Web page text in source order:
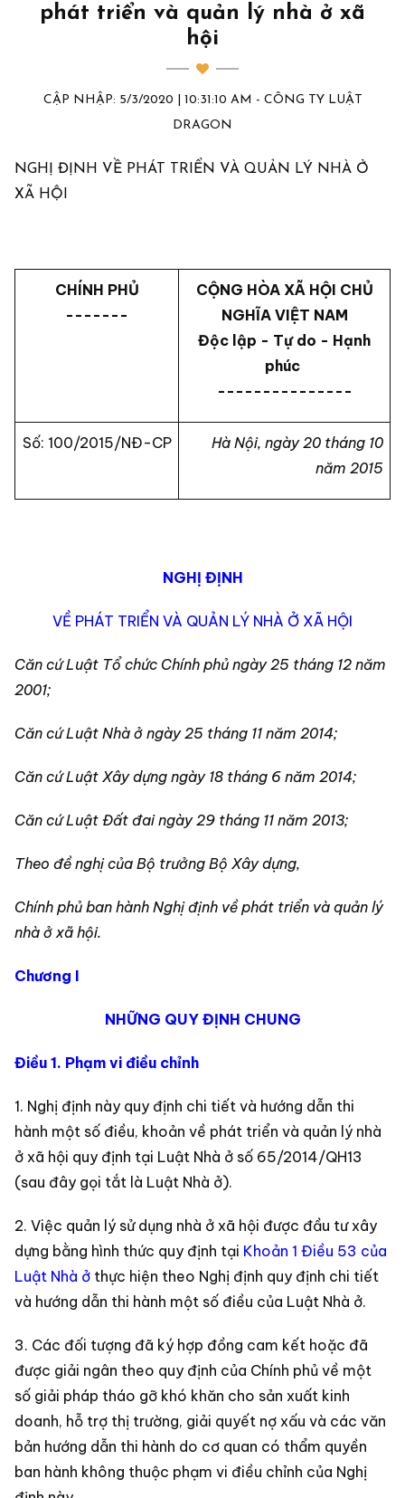
phát triển và quản lý nhà ở xã
hội
CẬP NHẬP: 5/3/2020 | 10:31:10 AM - CÔNG TY LUẬT
DRAGON
NGHỊ ĐỊNH VỀ PHÁT TRIỂN VÀ QUẢN LÝ NHÀ Ở
XÃ HỘI
CHÍNH PHỦ
-------
CỘNG HÒA XÃ HỘI CHỦ
NGHĨA VIỆT NAM
Độc lập - Tự do - Hạnh
phúc
---------------
Số: 100/2015/NĐ-CP
Hà Nội, ngày 20 tháng 10
năm 2015
NGHỊ ĐỊNH
VỀ PHÁT TRIỂN VÀ QUẢN LÝ NHÀ Ở XÃ HỘI
Căn cứ Luật Tổ chức Chính phủ ngày 25 tháng 12 năm
2001;
Căn cứ Luật Nhà ở ngày 25 tháng 11 năm 2014;
Căn cứ Luật Xây dựng ngày 18 tháng 6 năm 2014;
Căn cứ Luật Đất đai ngày 29 tháng 11 năm 2013;
Theo đề nghị của Bộ trưởng Bộ Xây dựng,
Chính phủ ban hành Nghị định về phát triển và quản lý
nhà ở xã hội.
Chương I
NHỮNG QUY ĐỊNH CHUNG
Điều 1. Phạm vi điều chỉnh
1. Nghị định này quy định chi tiết và hướng dẫn thi
hành một số điều, khoản về phát triển và quản lý nhà
ở xã hội quy định tại Luật Nhà ở số 65/2014/QH13
(sau đây gọi tắt là Luật Nhà ở).
2. Việc quản lý sử dụng nhà ở xã hội được đầu tư xây
dựng bằng hình thức quy định tại Khoản 1 Điều 53 của
Luật Nhà ở thực hiện theo Nghị định quy định chi tiết
và hướng dẫn thi hành một số điều của Luật Nhà ở.
3. Các đối tượng đã ký hợp đồng cam kết hoặc đã
được giải ngân theo quy định của Chính phủ về một
số giải pháp tháo gỡ khó khăn cho sản xuất kinh
doanh, hỗ trợ thị trường, giải quyết nợ xấu và các văn
bản hướng dẫn thi hành do cơ quan có thẩm quyền
ban hành không thuộc phạm vi điều chỉnh của Nghị